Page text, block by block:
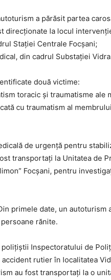
a părăsit partea
direcționate la locul
Stației Centrale Focșani;
din cadrul Substației
două victime:
toracic și traumatisme ale
cu traumatism al
de urgență pentru
transportați la Unitatea de
Focșani, pentru
primele date, un autoturism
rănite.
Inspectoratului de
rutier în localitatea
au fost transportați la o